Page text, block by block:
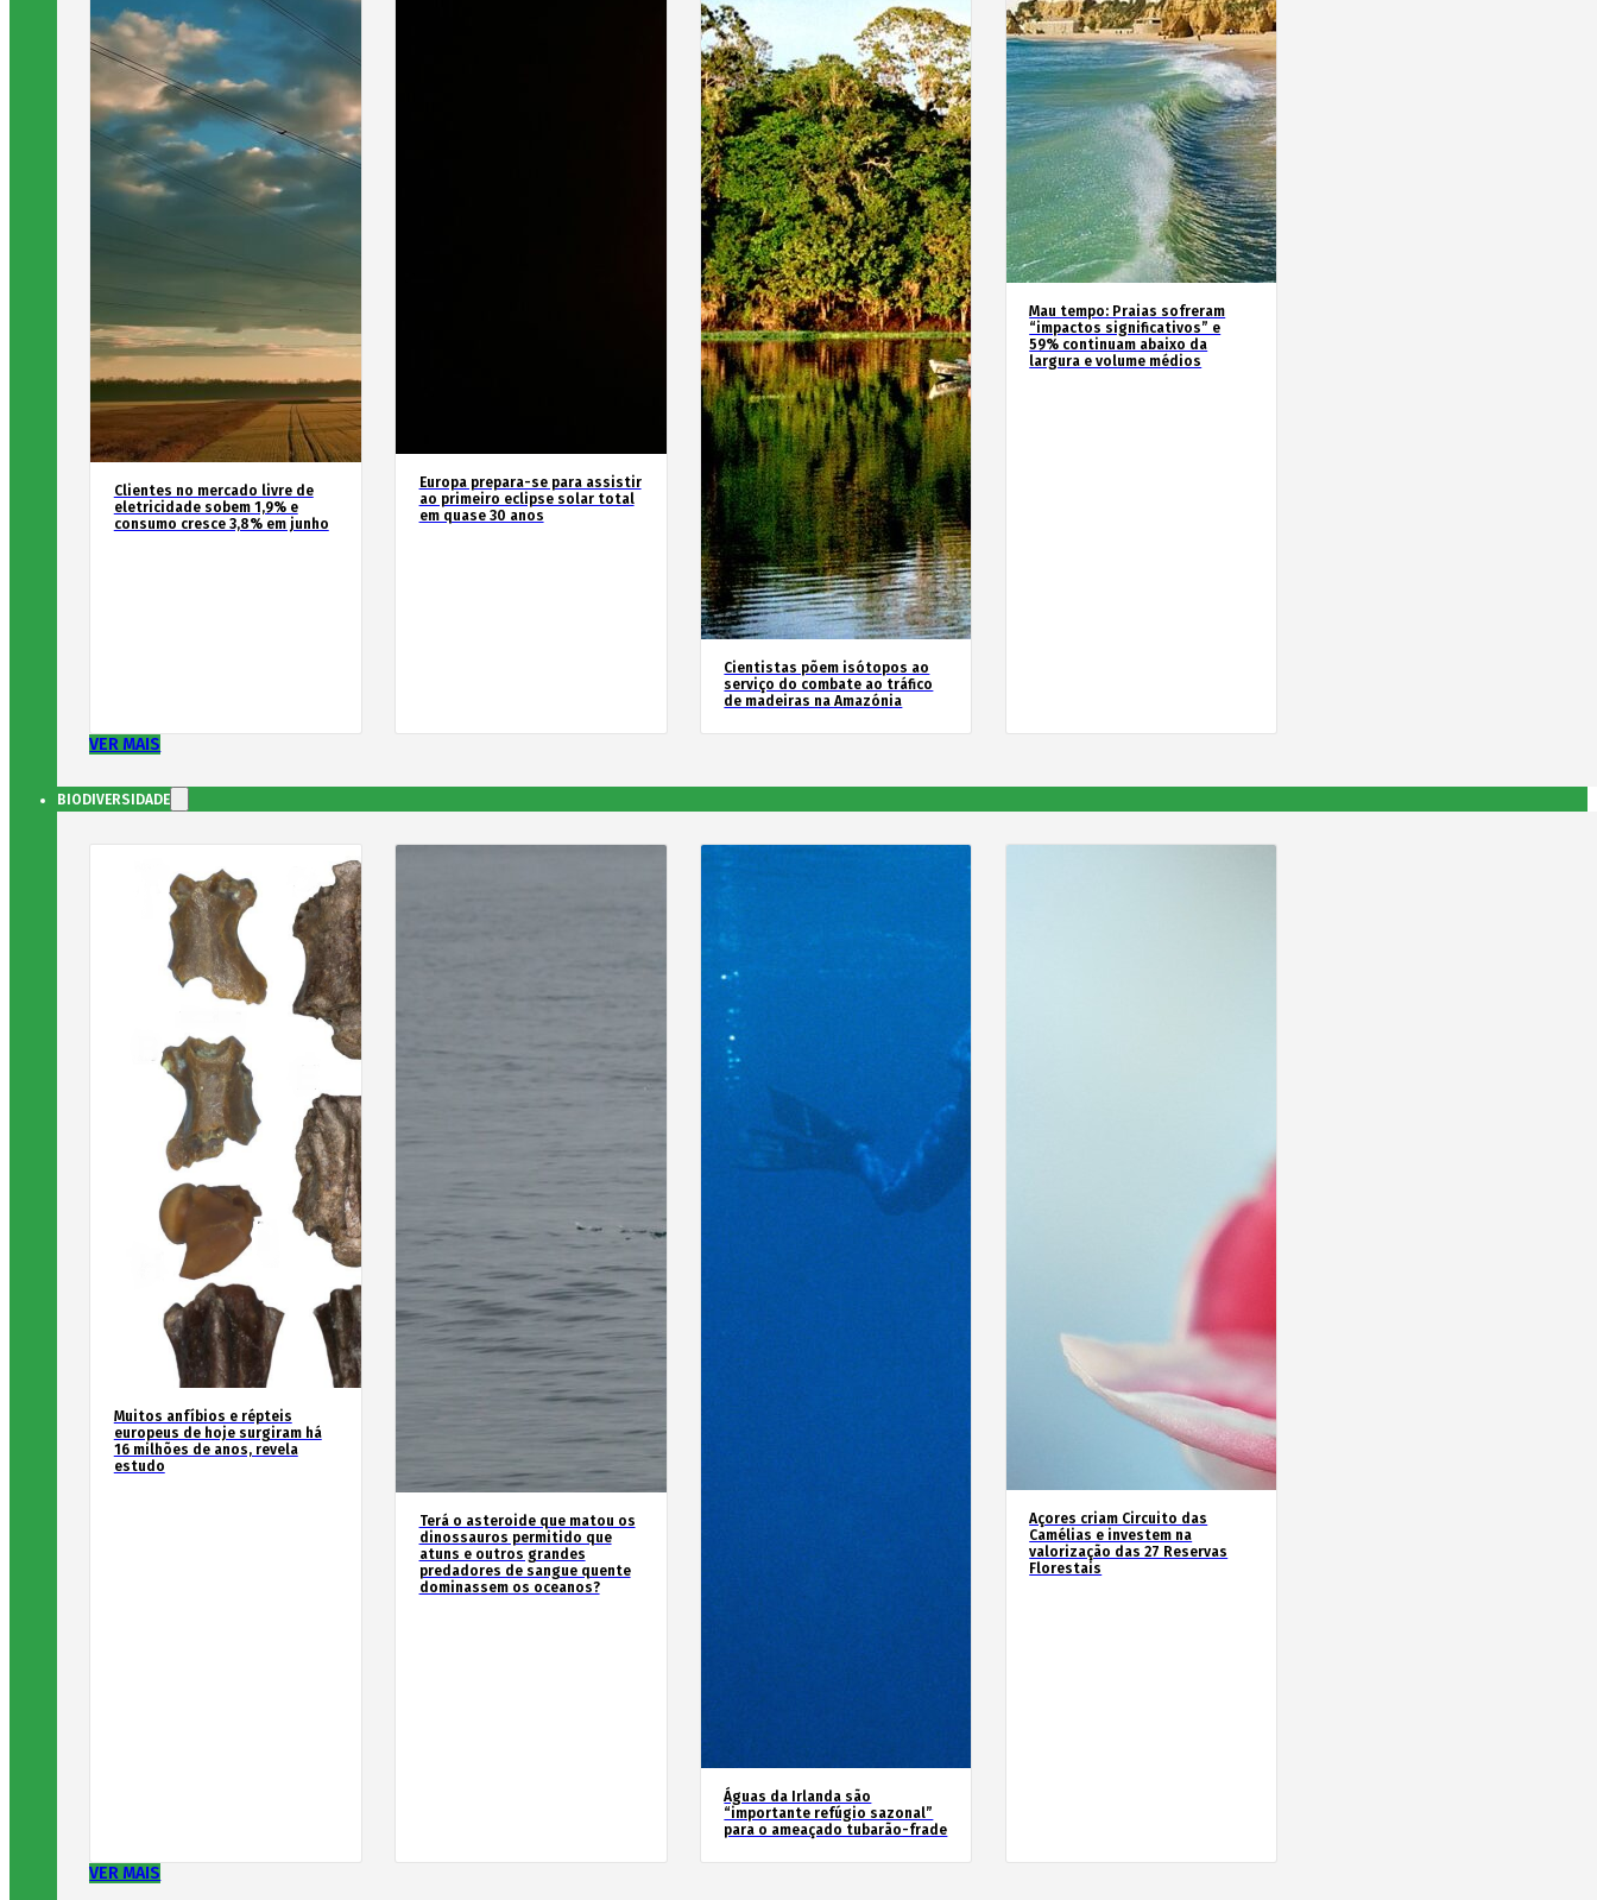
Clientes no mercado livre de
eletricidade sobem 1,9% e
consumo cresce 3,8% em junho
Europa prepara-se para assistir
ao primeiro eclipse solar total
em quase 30 anos
Cientistas põem isótopos ao
serviço do combate ao tráfico
de madeiras na Amazónia
Mau tempo: Praias sofreram
“impactos significativos” e
59% continuam abaixo da
largura e volume médios
VER MAIS
BIODIVERSIDADE
Muitos anfíbios e répteis
europeus de hoje surgiram há
16 milhões de anos, revela
estudo
Terá o asteroide que matou os
dinossauros permitido que
atuns e outros grandes
predadores de sangue quente
dominassem os oceanos?
Águas da Irlanda são
“importante refúgio sazonal”
para o ameaçado tubarão-frade
Açores criam Circuito das
Camélias e investem na
valorização das 27 Reservas
Florestais
VER MAIS